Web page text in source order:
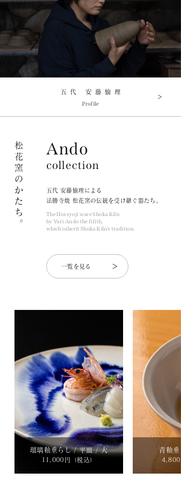
五代 安藤愉理
Profile
松花窯のかたち。 Ando
collection
五代 安藤愉理による
法勝寺焼 松花窯の伝統を受け継ぐ器たち。
The Hossyoji ware Shoka Kiln
by Yuri Ando the fifith,
which inherit Shoka Kiln’s tradition.
一覧を見る
瑠璃釉垂らし / 平皿 / 大
11,000円（税込）
青釉垂
4,800